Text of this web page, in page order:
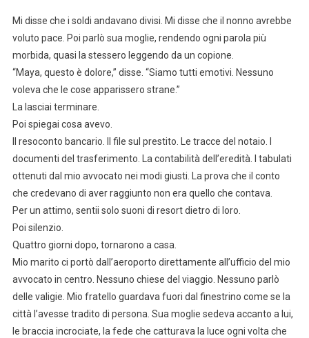
Mi disse che i soldi andavano divisi. Mi disse che il nonno avrebbe
voluto pace. Poi parlò sua moglie, rendendo ogni parola più
morbida, quasi la stessero leggendo da un copione.
“Maya, questo è dolore,” disse. “Siamo tutti emotivi. Nessuno
voleva che le cose apparissero strane.”
La lasciai terminare.
Poi spiegai cosa avevo.
Il resoconto bancario. Il file sul prestito. Le tracce del notaio. I
documenti del trasferimento. La contabilità dell’eredità. I tabulati
ottenuti dal mio avvocato nei modi giusti. La prova che il conto
che credevano di aver raggiunto non era quello che contava.
Per un attimo, sentii solo suoni di resort dietro di loro.
Poi silenzio.
Quattro giorni dopo, tornarono a casa.
Mio marito ci portò dall’aeroporto direttamente all’ufficio del mio
avvocato in centro. Nessuno chiese del viaggio. Nessuno parlò
delle valigie. Mio fratello guardava fuori dal finestrino come se la
città l’avesse tradito di persona. Sua moglie sedeva accanto a lui,
le braccia incrociate, la fede che catturava la luce ogni volta che